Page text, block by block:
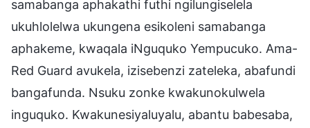
samabanga aphakathi futhi ngilungiselela
ukuhlolelwa ukungena esikoleni samabanga
aphakeme, kwaqala iNguquko Yempucuko. Ama-
Red Guard avukela, izisebenzi zateleka, abafundi
bangafunda. Nsuku zonke kwakunokulwela
inguquko. Kwakunesiyaluyalu, abantu babesaba,